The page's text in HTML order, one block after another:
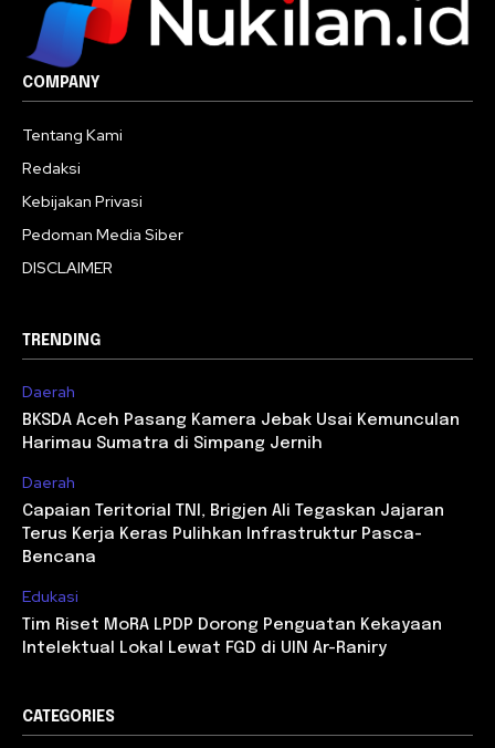
COMPANY
Tentang Kami
Redaksi
Kebijakan Privasi
Pedoman Media Siber
DISCLAIMER
TRENDING
Daerah
BKSDA Aceh Pasang Kamera Jebak Usai Kemunculan
Harimau Sumatra di Simpang Jernih
Daerah
Capaian Teritorial TNI, Brigjen Ali Tegaskan Jajaran
Terus Kerja Keras Pulihkan Infrastruktur Pasca-
Bencana
Edukasi
Tim Riset MoRA LPDP Dorong Penguatan Kekayaan
Intelektual Lokal Lewat FGD di UIN Ar-Raniry
CATEGORIES